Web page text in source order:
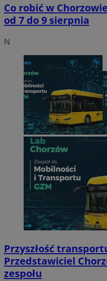
Co robić w
od 7 do 9 sierpnia
N
Przyszłość
Przedstawiciel
zespołu